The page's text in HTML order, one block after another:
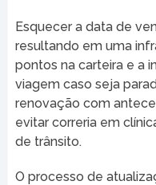
Esquecer a data de
resultando em uma
pontos na carteira e a
viagem caso seja
renovação com
evitar correria em
de trânsito.
O processo de